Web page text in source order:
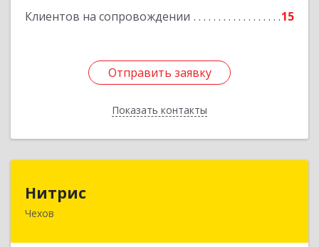
Клиентов на сопровождении 15
Отправить заявку
Показать контакты
Отправить заявку
Назад
Нитрис
Чехов
142350, Московская обл, Чехов м.о., Столбовая